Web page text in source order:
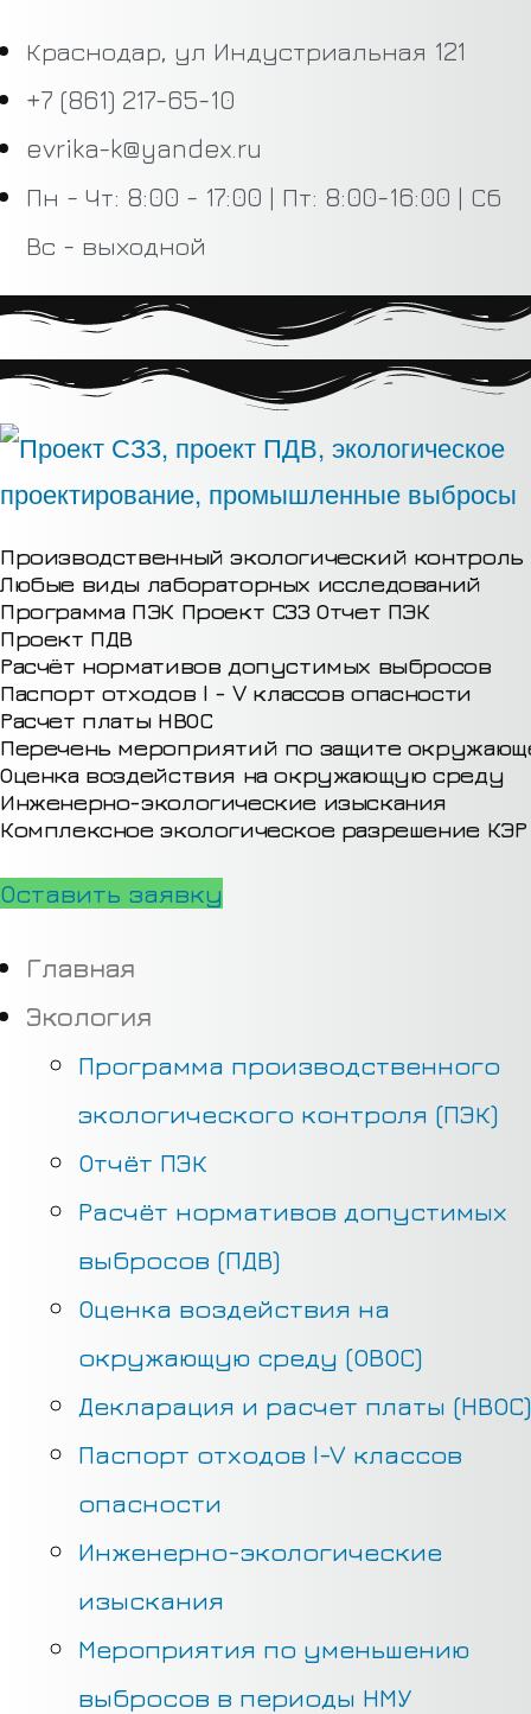
Краснодар, ул Индустриальная 121
+7 (861) 217-65-10
evrika-k@yandex.ru
Пн - Чт: 8:00 - 17:00 | Пт: 8:00-16:00 | Сб
Вс - выходной
Производственный экологический контроль
Любые виды лабораторных исследований
Программа ПЭК Проект СЗЗОтчет ПЭК
Проект ПДВ
Расчёт нормативов допустимых выбросов
Паспорт отходов I - V классов опасности
Расчет платы НВОС
Перечень мероприятий по защите
Оценка воздействия на окружающую среду
Инженерно-экологические изыскания
Комплексное экологическое разрешение КЭР
Оставить заявку
Главная
Экология
Программа производственного
экологического контроля (ПЭК)
Отчёт ПЭК
Расчёт нормативов допустимых
выбросов (ПДВ)
Оценка воздействия на
окружающую среду (ОВОС)
Декларация и расчет платы (НВОС)
Паспорт отходов I-V классов
опасности
Инженерно-экологические
изыскания
Мероприятия по уменьшению
выбросов в периоды НМУ